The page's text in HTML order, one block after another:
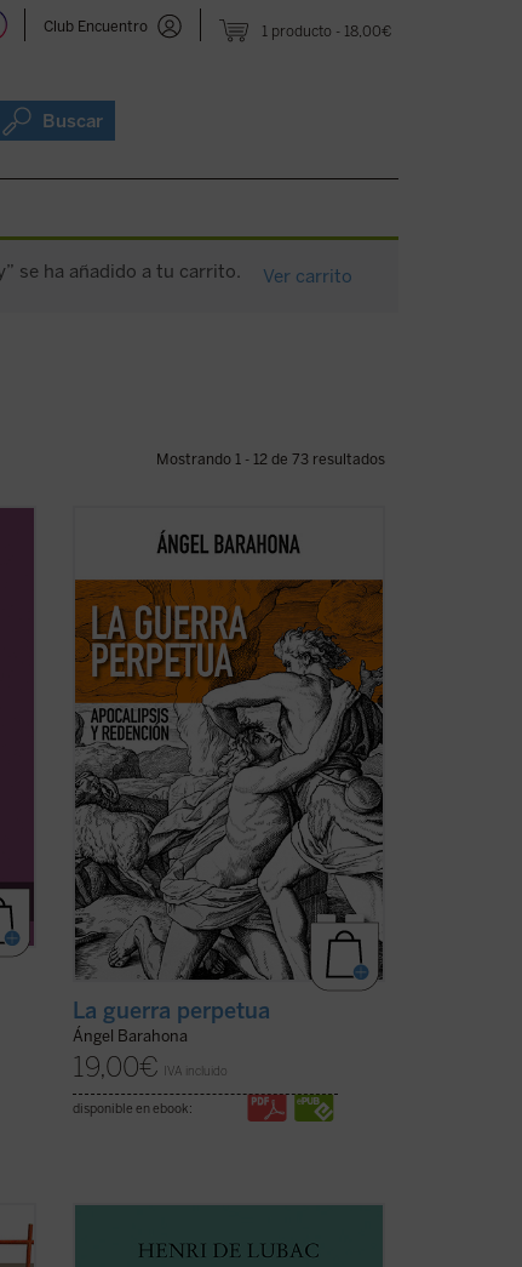
1 producto 18,00€
Club Encuentro
Buscar
se ha añadido a tu carrito. Ver carrito
Mostrando 1 - 12 de 73 resultados
Las preguntas que surgen en este
hostilidad guerrera ha sido un hecho
constatable, permanente a lo largo de la
historia de la humanidad y podemos
sospechar que lo seguirá siendo? ¿Por
qué la actividad ...(ver ficha)
La guerra perpetua
Ángel Barahona
19,00€ IVA incluido
disponible en ebook:
cristianos en la sociedad